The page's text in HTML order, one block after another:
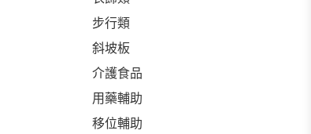
步行類
斜坡板
介護食品
用藥輔助
移位輔助